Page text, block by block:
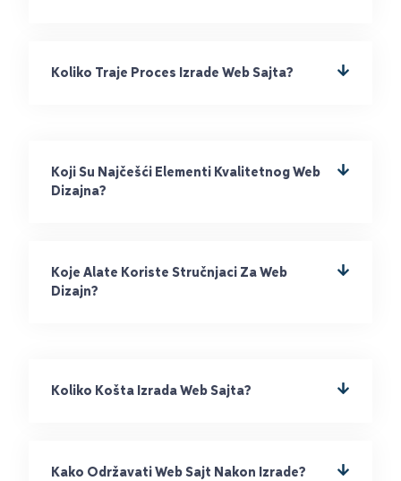
Koliko Traje Proces Izrade Web Sajta?
Koji Su Najčešći Elementi Kvalitetnog Web
Dizajna?
Koje Alate Koriste Stručnjaci Za Web
Dizajn?
Koliko Košta Izrada Web Sajta?
Kako Održavati Web Sajt Nakon Izrade?